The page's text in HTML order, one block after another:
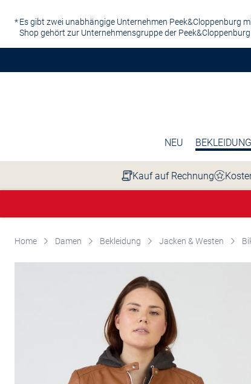
Es gibt zwei unabhängige Unternehmen Peek&Cloppenburg
Shop gehört zur Unternehmensgruppe der
NEU BEKLEIDUNG
Kauf auf Rechnung
Home Damen Bekleidung Jacken & Westen